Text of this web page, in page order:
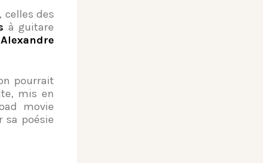
celles des
à guitare
Alexandre
pourrait
mis en
movie
sa poésie